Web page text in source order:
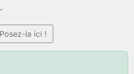
la ici !